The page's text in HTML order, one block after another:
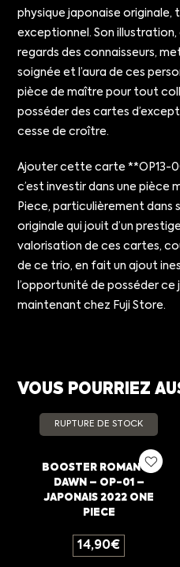
physique japonaise
exceptionnel. Son
regards des connaisseurs,
soignée et l’aura de ces
pièce de maître pour tout
posséder des cartes
cesse de croître.
Ajouter cette carte **OP13-
c’est investir dans une pièce
Piece, particulièrement dans
originale qui jouit d’un
valorisation de ces cartes,
de ce trio, en fait un ajout
l’opportunité de posséder ce
maintenant chez Fuji Store.
VOUS POURRIEZ
RUPTURE DE STOCK
BOOSTER ROMANCE
DAWN – OP-01 –
JAPONAIS 2022 ONE
PIECE
14,90€